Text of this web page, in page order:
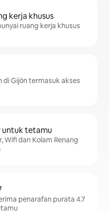
kerja khusus
ruang kerja khusus
di Gijón termasuk akses
untuk tetamu
Wifi dan Kolam Renang
penarafan purata 4.7